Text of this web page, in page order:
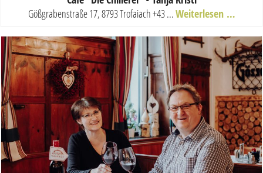
Gößgrabenstraße 17, 8793 Trofaiach+43 ...Weiterlesen …